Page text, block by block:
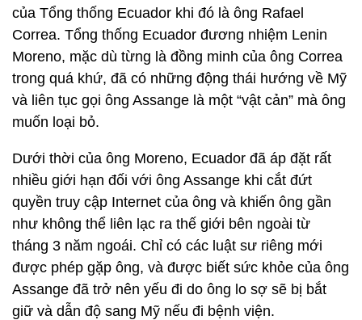
của Tổng thống Ecuador khi đó là ông Rafael
Correa. Tổng thống Ecuador đương nhiệm Lenin
Moreno, mặc dù từng là đồng minh của ông Correa
trong quá khứ, đã có những động thái hướng về Mỹ
và liên tục gọi ông Assange là một “vật cản” mà ông
muốn loại bỏ.
Dưới thời của ông Moreno, Ecuador đã áp đặt rất
nhiều giới hạn đối với ông Assange khi cắt đứt
quyền truy cập Internet của ông và khiến ông gần
như không thể liên lạc ra thế giới bên ngoài từ
tháng 3 năm ngoái. Chỉ có các luật sư riêng mới
được phép gặp ông, và được biết sức khỏe của ông
Assange đã trở nên yếu đi do ông lo sợ sẽ bị bắt
giữ và dẫn độ sang Mỹ nếu đi bệnh viện.